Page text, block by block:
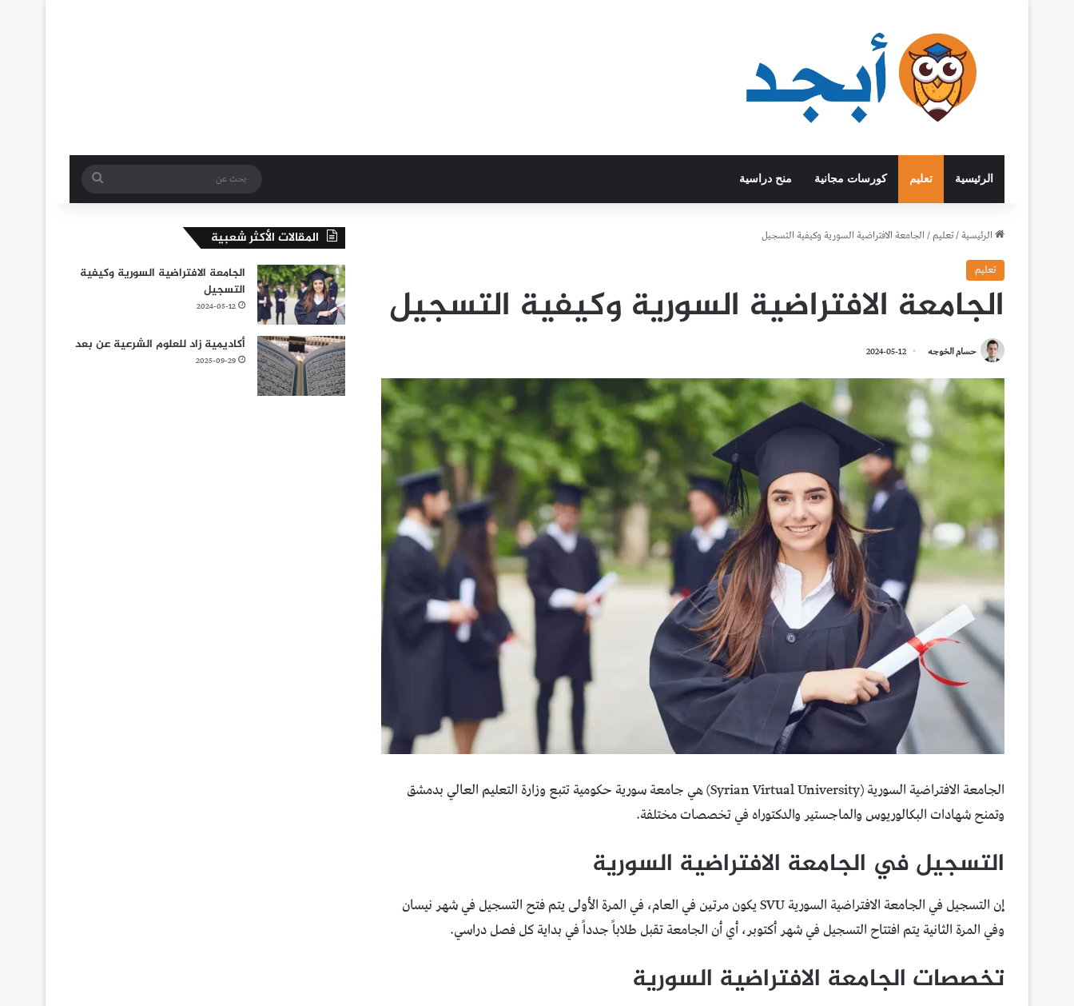
الرئيسية تعليم كورسات مجانية منح دراسية
بحث
عن
الرئيسية/تعليم/الجامعة الافتراضية السورية وكيفية التسجيل
تعليم
الجامعة الافتراضية السورية وكيفية التسجيل
حسام الخوجه 2024-05-12
الجامعة الافتراضية السورية (Syrian Virtual University) هي جامعة سورية حكومية تتبع وزارة التعليم العالي بدمشق
وتمنح شهادات البكالوريوس والماجستير والدكتوراه في تخصصات مختلفة.
التسجيل في الجامعة الافتراضية السورية
إن التسجيل في الجامعة الافتراضية السورية SVU يكون مرتين في العام، في المرة الأولى يتم فتح التسجيل في شهر نيسان
وفي المرة الثانية يتم افتتاح التسجيل في شهر أكتوبر، أي أن الجامعة تقبل طلاباً جدداً في بداية كل فصل دراسي.
تخصصات الجامعة الافتراضية السورية
المقالات الأكثر شعبية
الجامعة الافتراضية السورية وكيفية
التسجيل
2024-05-12
أكاديمية زاد للعلوم الشرعية عن بعد
2025-09-29